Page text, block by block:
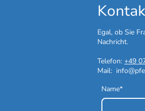
Name*
Egal, ob Sie
Nachricht.
Telefon: +49
Mail: